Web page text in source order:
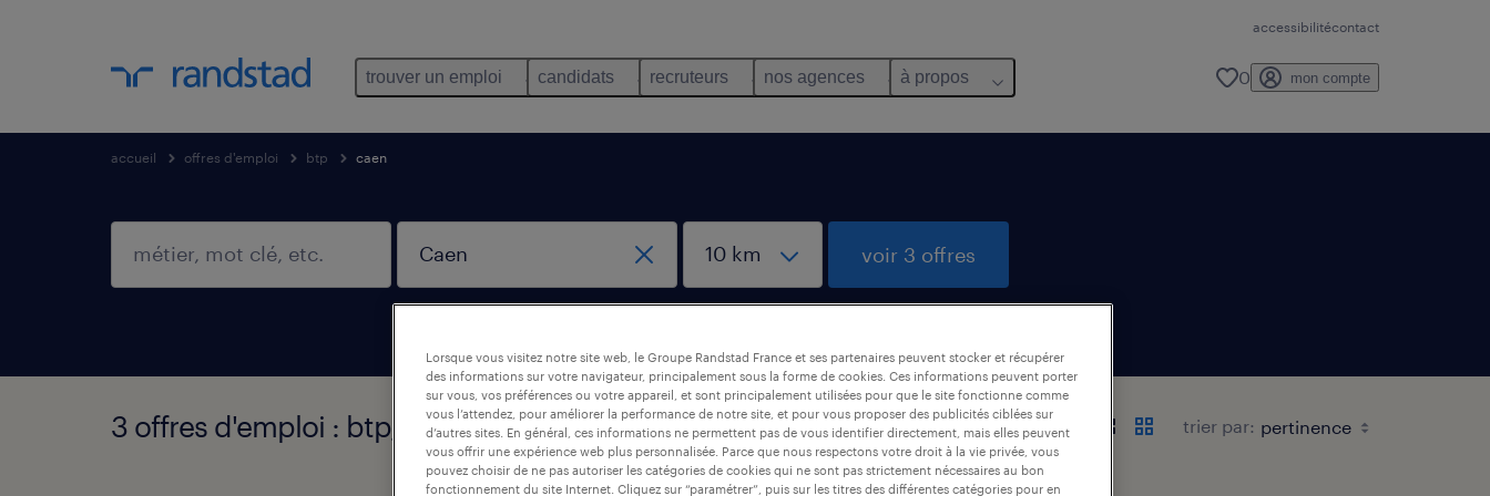
accessibilitécontact
trouver un emploi candidats recruteurs nos agences à propos 0 mon compte
accueil offres d'emploi btp caen
voir 3 offres
3 offres d'emploi : btp, Caen trier par:
Lorsque vous visitez notre site web, le Groupe Randstad France et ses partenaires peuvent stocker et récupérer
des informations sur votre navigateur, principalement sous la forme de cookies. Ces informations peuvent porter
sur vous, vos préférences ou votre appareil, et sont principalement utilisées pour que le site fonctionne comme
vous l’attendez, pour améliorer la performance de notre site, et pour vous proposer des publicités ciblées sur
d’autres sites. En général, ces informations ne permettent pas de vous identifier directement, mais elles peuvent
vous offrir une expérience web plus personnalisée. Parce que nous respectons votre droit à la vie privée, vous
pouvez choisir de ne pas autoriser les catégories de cookies qui ne sont pas strictement nécessaires au bon
fonctionnement du site Internet. Cliquez sur “paramétrer”, puis sur les titres des différentes catégories pour en